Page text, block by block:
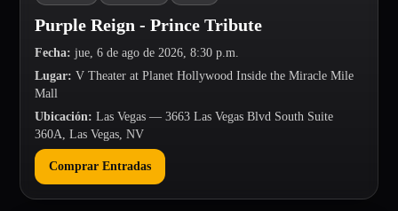
Purple Reign - Prince Tribute
Fecha: jue, 6 de ago de 2026, 8:30 p.m.
Lugar: V Theater at Planet Hollywood Inside the Miracle Mile
Mall
Ubicación: Las Vegas — 3663 Las Vegas Blvd South Suite
360A, Las Vegas, NV
Comprar Entradas